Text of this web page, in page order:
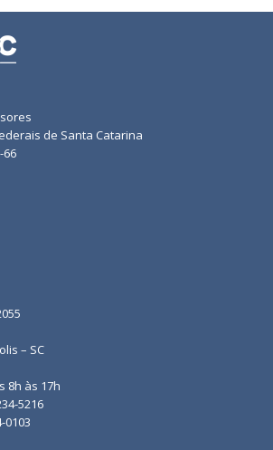
de Santa Catarina
66
– SC
8h às 17h
5216
0103